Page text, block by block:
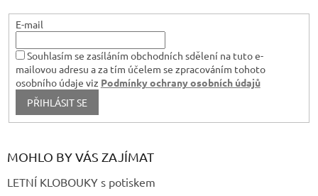
E-mail
Souhlasím se zasíláním obchodních sdělení na tuto e-
mailovou adresu a za tím účelem se zpracováním tohoto
osobního údaje viz Podmínky ochrany osobních údajů
PŘIHLÁSIT SE
MOHLO BY VÁS ZAJÍMAT
LETNÍ KLOBOUKY s potiskem